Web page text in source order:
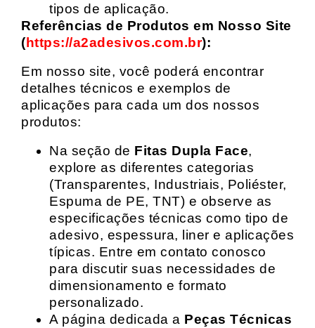
tipos de aplicação.
Referências de Produtos em Nosso Site
(https://a2adesivos.com.br):
Em nosso site, você poderá encontrar
detalhes técnicos e exemplos de
aplicações para cada um dos nossos
produtos:
Na seção de Fitas Dupla Face,
explore as diferentes categorias
(Transparentes, Industriais, Poliéster,
Espuma de PE, TNT) e observe as
especificações técnicas como tipo de
adesivo, espessura, liner e aplicações
típicas. Entre em contato conosco
para discutir suas necessidades de
dimensionamento e formato
personalizado.
A página dedicada a Peças Técnicas